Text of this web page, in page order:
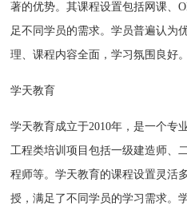
著的优势。其课程设置包括网课、
足不同学员的需求。学员普遍认为
理、课程内容全面，学习氛围良好。
学天教育
学天教育成立于2010年，是一个专
工程类培训项目包括一级建造师、
程师等。学天教育的课程设置灵活
授，满足了不同学员的学习需求。